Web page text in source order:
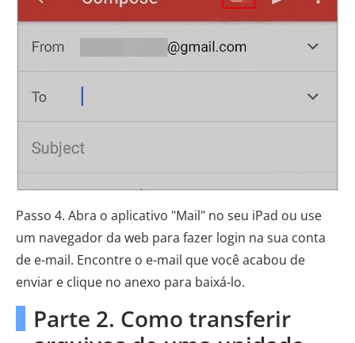
Passo 4. Abra o aplicativo "Mail" no seu iPad ou use
um navegador da web para fazer login na sua conta
de e-mail. Encontre o e-mail que você acabou de
enviar e clique no anexo para baixá-lo.
Parte 2. Como transferir